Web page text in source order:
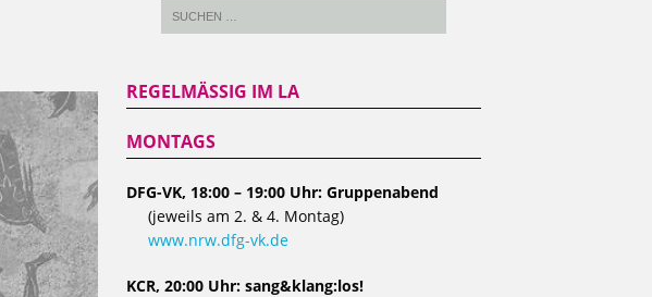
REGELMÄSSIG IM LA
MONTAGS
DFG-VK, 18:00 – 19:00 Uhr: Gruppenabend
(jeweils am 2. & 4. Montag)
www.nrw.dfg-vk.de
KCR, 20:00 Uhr: sang&klang:los!